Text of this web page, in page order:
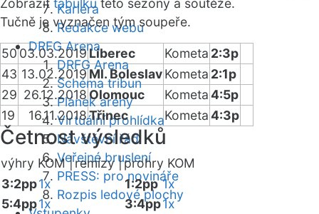
Kariéra
Redakce webu
DRFG Arena
DRFG Arena
Schéma tribun
Plánek areny
Virtuální prohlídka
Návštěvní řád
Veřejné bruslení
PRESS: pro novináře
Rozpis ledové plochy
Zobrazit tabulku této sezóny a soutěže.
Tučně je vyznačen tým soupeře.
5003.03.2019 Liberec Kometa 2:3p
43 13.02.2019Ml. BoleslavKometa 2:1p
29 26.12.2018 Olomouc Kometa4:5p
19
16.11.2018Třinec Kometa4:3p
Četnost výsledků
výhry KOM |remízy |prohry KOM
3:2pp1x
5:4pp1x
1:2pp 1x
3:4pp1x